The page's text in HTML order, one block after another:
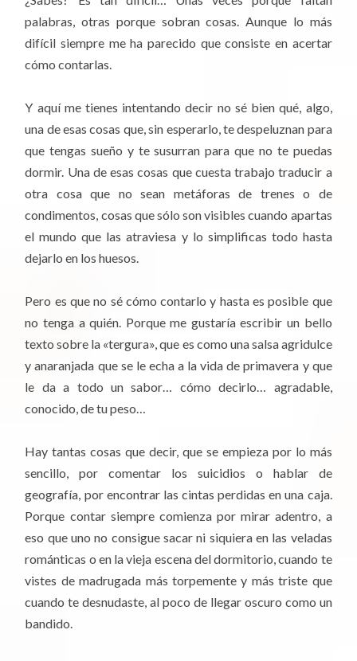
palabras, otras porque sobran cosas. Aunque lo más
difícil siempre me ha parecido que consiste en acertar
cómo contarlas.
Y aquí me tienes intentando decir no sé bien qué, algo,
una de esas cosas que, sin esperarlo, te despeluznan para
que tengas sueño y te susurran para que no te puedas
dormir. Una de esas cosas que cuesta trabajo traducir a
otra cosa que no sean metáforas de trenes o de
condimentos, cosas que sólo son visibles cuando apartas
el mundo que las atraviesa y lo simplificas todo hasta
dejarlo en los huesos.
Pero es que no sé cómo contarlo y hasta es posible que
no tenga a quién. Porque me gustaría escribir un bello
texto sobre la «tergura», que es como una salsa agridulce
y anaranjada que se le echa a la vida de primavera y que
le da a todo un sabor… cómo decirlo… agradable,
conocido, de tu peso…
Hay tantas cosas que decir, que se empieza por lo más
sencillo, por comentar los suicidios o hablar de
geografía, por encontrar las cintas perdidas en una caja.
Porque contar siempre comienza por mirar adentro, a
eso que uno no consigue sacar ni siquiera en las veladas
románticas o en la vieja escena del dormitorio, cuando te
vistes de madrugada más torpemente y más triste que
cuando te desnudaste, al poco de llegar oscuro como un
bandido.